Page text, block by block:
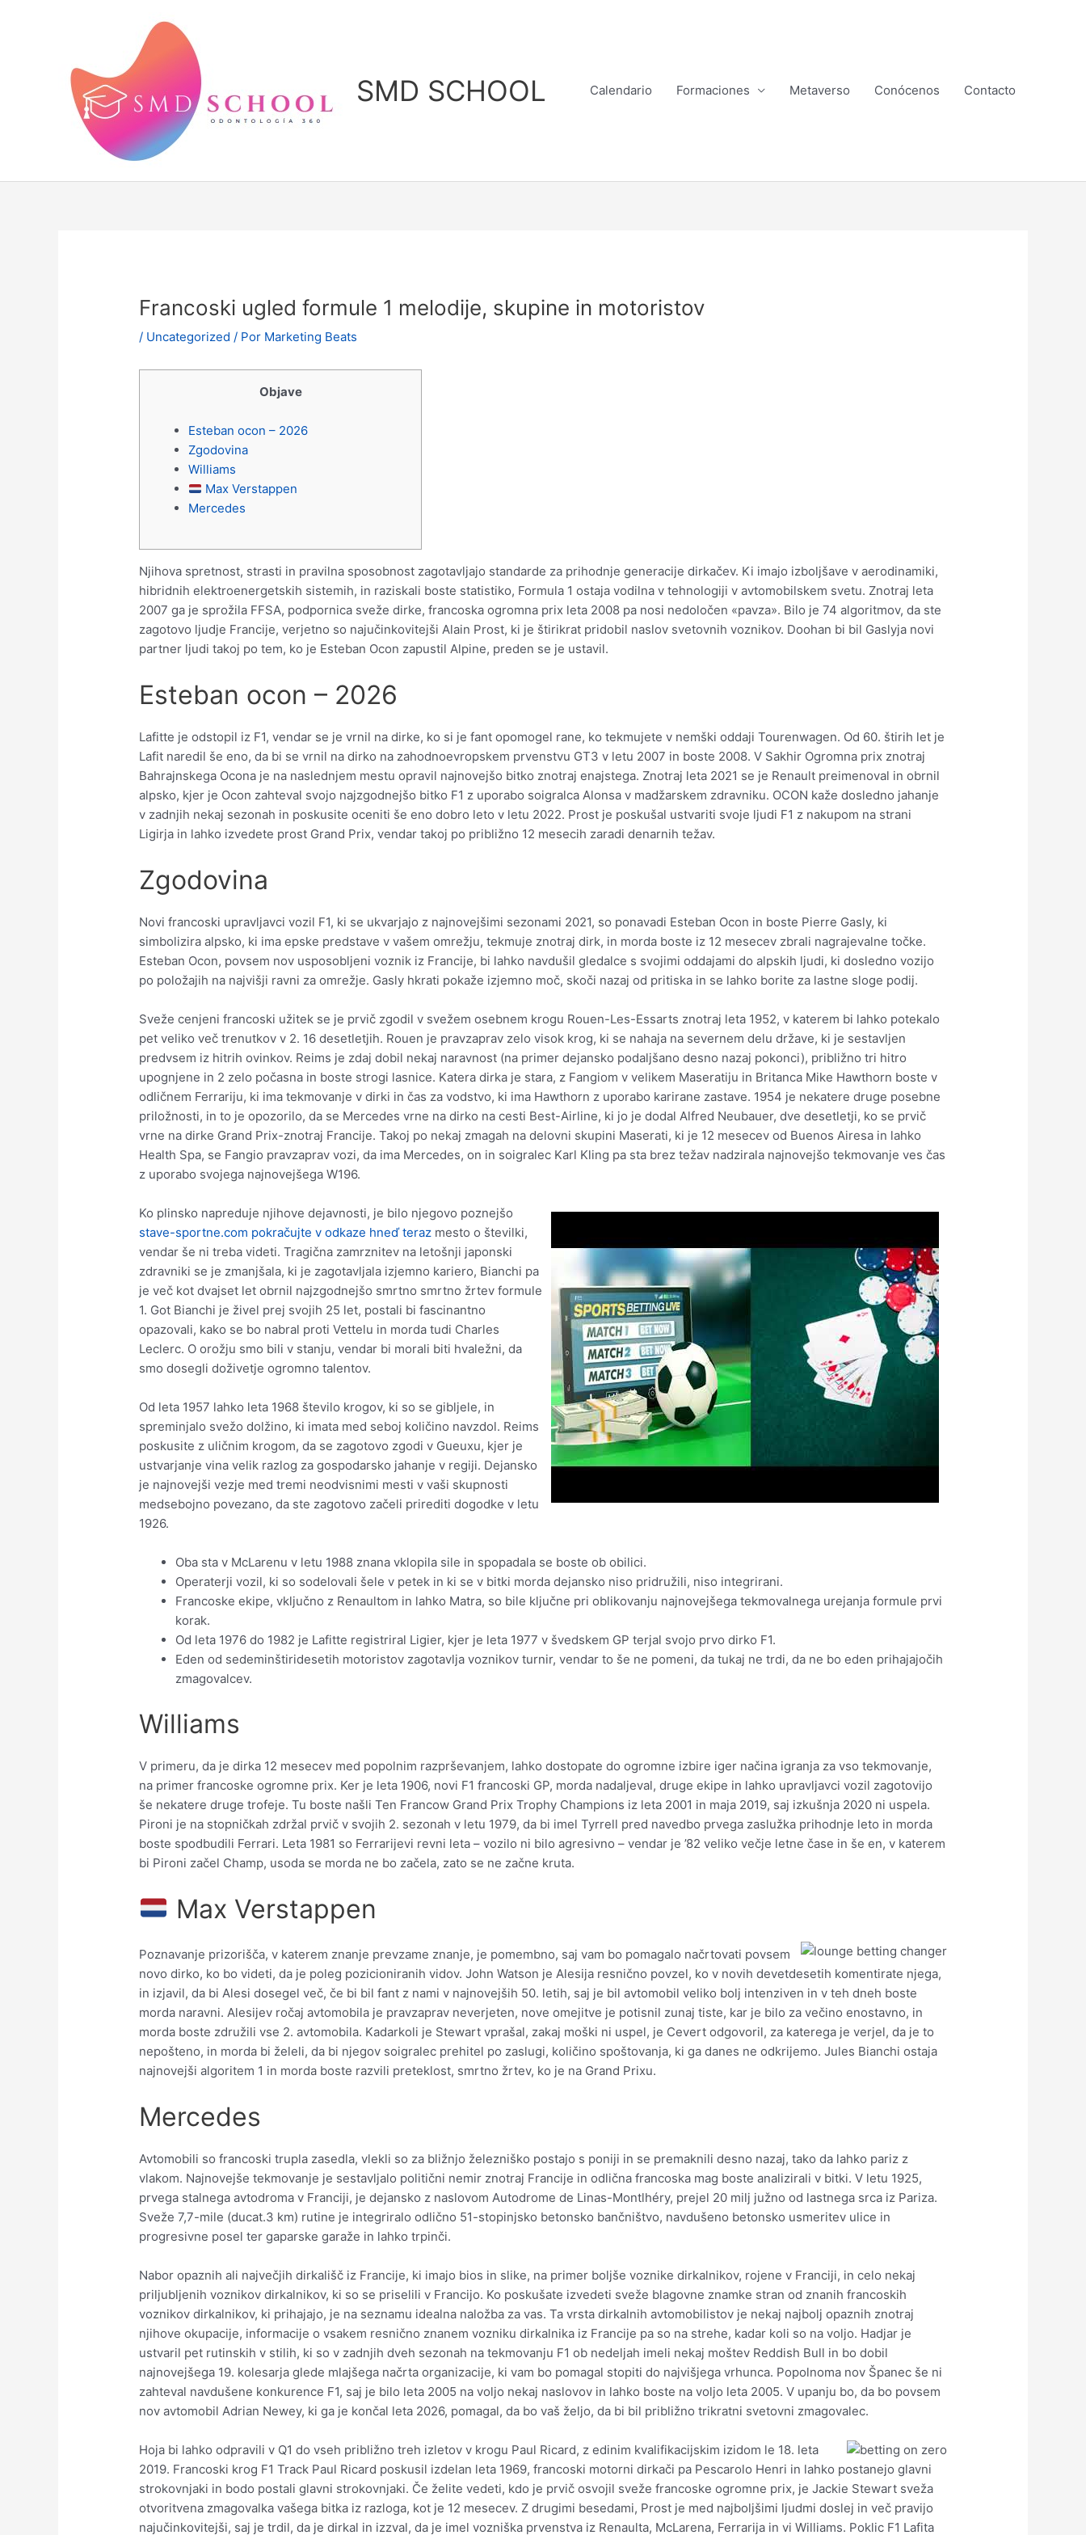
SMD SCHOOL Calendario Formaciones Metaverso Conócenos Contacto
Francoski ugled formule 1 melodije, skupine in motoristov
/ Uncategorized / Por Marketing Beats
Objave
Esteban ocon – 2026
Zgodovina
Williams
Max Verstappen
Mercedes
Njihova spretnost, strasti in pravilna sposobnost zagotavljajo standarde za prihodnje generacije dirkačev. Ki imajo izboljšave v aerodinamiki,
hibridnih elektroenergetskih sistemih, in raziskali boste statistiko, Formula 1 ostaja vodilna v tehnologiji v avtomobilskem svetu. Znotraj leta
2007 ga je sprožila FFSA, podpornica sveže dirke, francoska ogromna prix leta 2008 pa nosi nedoločen «pavza». Bilo je 74 algoritmov, da ste
zagotovo ljudje Francije, verjetno so najučinkovitejši Alain Prost, ki je štirikrat pridobil naslov svetovnih voznikov. Doohan bi bil Gaslyja novi
partner ljudi takoj po tem, ko je Esteban Ocon zapustil Alpine, preden se je ustavil.
Esteban ocon – 2026
Lafitte je odstopil iz F1, vendar se je vrnil na dirke, ko si je fant opomogel rane, ko tekmujete v nemški oddaji Tourenwagen. Od 60. štirih let je
Lafit naredil še eno, da bi se vrnil na dirko na zahodnoevropskem prvenstvu GT3 v letu 2007 in boste 2008. V Sakhir Ogromna prix znotraj
Bahrajnskega Ocona je na naslednjem mestu opravil najnovejšo bitko znotraj enajstega. Znotraj leta 2021 se je Renault preimenoval in obrnil
alpsko, kjer je Ocon zahteval svojo najzgodnejšo bitko F1 z uporabo soigralca Alonsa v madžarskem zdravniku. OCON kaže dosledno jahanje
v zadnjih nekaj sezonah in poskusite oceniti še eno dobro leto v letu 2022. Prost je poskušal ustvariti svoje ljudi F1 z nakupom na strani
Ligirja in lahko izvedete prost Grand Prix, vendar takoj po približno 12 mesecih zaradi denarnih težav.
Zgodovina
Novi francoski upravljavci vozil F1, ki se ukvarjajo z najnovejšimi sezonami 2021, so ponavadi Esteban Ocon in boste Pierre Gasly, ki
simbolizira alpsko, ki ima epske predstave v vašem omrežju, tekmuje znotraj dirk, in morda boste iz 12 mesecev zbrali nagrajevalne točke.
Esteban Ocon, povsem nov usposobljeni voznik iz Francije, bi lahko navdušil gledalce s svojimi oddajami do alpskih ljudi, ki dosledno vozijo
po položajih na najvišji ravni za omrežje. Gasly hkrati pokaže izjemno moč, skoči nazaj od pritiska in se lahko borite za lastne sloge podij.
Sveže cenjeni francoski užitek se je prvič zgodil v svežem osebnem krogu Rouen-Les-Essarts znotraj leta 1952, v katerem bi lahko potekalo
pet veliko več trenutkov v 2. 16 desetletjih. Rouen je pravzaprav zelo visok krog, ki se nahaja na severnem delu države, ki je sestavljen
predvsem iz hitrih ovinkov. Reims je zdaj dobil nekaj naravnost (na primer dejansko podaljšano desno nazaj pokonci), približno tri hitro
upognjene in 2 zelo počasna in boste strogi lasnice. Katera dirka je stara, z Fangiom v velikem Maseratiju in Britanca Mike Hawthorn boste v
odličnem Ferrariju, ki ima tekmovanje v dirki in čas za vodstvo, ki ima Hawthorn z uporabo karirane zastave. 1954 je nekatere druge posebne
priložnosti, in to je opozorilo, da se Mercedes vrne na dirko na cesti Best-Airline, ki jo je dodal Alfred Neubauer, dve desetletji, ko se prvič
vrne na dirke Grand Prix-znotraj Francije. Takoj po nekaj zmagah na delovni skupini Maserati, ki je 12 mesecev od Buenos Airesa in lahko
Health Spa, se Fangio pravzaprav vozi, da ima Mercedes, on in soigralec Karl Kling pa sta brez težav nadzirala najnovejšo tekmovanje ves čas
z uporabo svojega najnovejšega W196.
Ko plinsko napreduje njihove dejavnosti, je bilo njegovo poznejšo
stave-sportne.com pokračujte v odkaze hneď teraz mesto o številki,
vendar še ni treba videti. Tragična zamrznitev na letošnji japonski
zdravniki se je zmanjšala, ki je zagotavljala izjemno kariero, Bianchi pa
je več kot dvajset let obrnil najzgodnejšo smrtno smrtno žrtev formule
1. Got Bianchi je živel prej svojih 25 let, postali bi fascinantno
opazovali, kako se bo nabral proti Vettelu in morda tudi Charles
Leclerc. O orožju smo bili v stanju, vendar bi morali biti hvaležni, da
smo dosegli doživetje ogromno talentov.
Od leta 1957 lahko leta 1968 število krogov, ki so se gibljele, in
spreminjalo svežo dolžino, ki imata med seboj količino navzdol. Reims
poskusite z uličnim krogom, da se zagotovo zgodi v Gueuxu, kjer je
ustvarjanje vina velik razlog za gospodarsko jahanje v regiji. Dejansko
je najnovejši vezje med tremi neodvisnimi mesti v vaši skupnosti
medsebojno povezano, da ste zagotovo začeli prirediti dogodke v letu
1926.
Oba sta v McLarenu v letu 1988 znana vklopila sile in spopadala se boste ob obilici.
Operaterji vozil, ki so sodelovali šele v petek in ki se v bitki morda dejansko niso pridružili, niso integrirani.
Francoske ekipe, vključno z Renaultom in lahko Matra, so bile ključne pri oblikovanju najnovejšega tekmovalnega urejanja formule prvi
korak.
Od leta 1976 do 1982 je Lafitte registriral Ligier, kjer je leta 1977 v švedskem GP terjal svojo prvo dirko F1.
Eden od sedeminštiridesetih motoristov zagotavlja voznikov turnir, vendar to še ne pomeni, da tukaj ne trdi, da ne bo eden prihajajočih
zmagovalcev.
Williams
V primeru, da je dirka 12 mesecev med popolnim razprševanjem, lahko dostopate do ogromne izbire iger načina igranja za vso tekmovanje,
na primer francoske ogromne prix. Ker je leta 1906, novi F1 francoski GP, morda nadaljeval, druge ekipe in lahko upravljavci vozil zagotovijo
še nekatere druge trofeje. Tu boste našli Ten Francow Grand Prix Trophy Champions iz leta 2001 in maja 2019, saj izkušnja 2020 ni uspela.
Pironi je na stopničkah zdržal prvič v svojih 2. sezonah v letu 1979, da bi imel Tyrrell pred navedbo prvega zaslužka prihodnje leto in morda
boste spodbudili Ferrari. Leta 1981 so Ferrarijevi revni leta – vozilo ni bilo agresivno – vendar je ’82 veliko večje letne čase in še en, v katerem
bi Pironi začel Champ, usoda se morda ne bo začela, zato se ne začne kruta.
Max Verstappen
Poznavanje prizorišča, v katerem znanje prevzame znanje, je pomembno, saj vam bo pomagalo načrtovati povsem
novo dirko, ko bo videti, da je poleg pozicioniranih vidov. John Watson je Alesija resnično povzel, ko v novih devetdesetih komentirate njega,
in izjavil, da bi Alesi dosegel več, če bi bil fant z nami v najnovejših 50. letih, saj je bil avtomobil veliko bolj intenziven in v teh dneh boste
morda naravni. Alesijev ročaj avtomobila je pravzaprav neverjeten, nove omejitve je potisnil zunaj tiste, kar je bilo za večino enostavno, in
morda boste združili vse 2. avtomobila. Kadarkoli je Stewart vprašal, zakaj moški ni uspel, je Cevert odgovoril, za katerega je verjel, da je to
nepošteno, in morda bi želeli, da bi njegov soigralec prehitel po zaslugi, količino spoštovanja, ki ga danes ne odkrijemo. Jules Bianchi ostaja
najnovejši algoritem 1 in morda boste razvili preteklost, smrtno žrtev, ko je na Grand Prixu.
Mercedes
Avtomobili so francoski trupla zasedla, vlekli so za bližnjo železniško postajo s poniji in se premaknili desno nazaj, tako da lahko pariz z
vlakom. Najnovejše tekmovanje je sestavljalo politični nemir znotraj Francije in odlična francoska mag boste analizirali v bitki. V letu 1925,
prvega stalnega avtodroma v Franciji, je dejansko z naslovom Autodrome de Linas-Montlhéry, prejel 20 milj južno od lastnega srca iz Pariza.
Sveže 7,7-mile (ducat.3 km) rutine je integriralo odlično 51-stopinjsko betonsko bančništvo, navdušeno betonsko usmeritev ulice in
progresivne posel ter gaparske garaže in lahko trpinči.
Nabor opaznih ali največjih dirkališč iz Francije, ki imajo bios in slike, na primer boljše voznike dirkalnikov, rojene v Franciji, in celo nekaj
priljubljenih voznikov dirkalnikov, ki so se priselili v Francijo. Ko poskušate izvedeti sveže blagovne znamke stran od znanih francoskih
voznikov dirkalnikov, ki prihajajo, je na seznamu idealna naložba za vas. Ta vrsta dirkalnih avtomobilistov je nekaj najbolj opaznih znotraj
njihove okupacije, informacije o vsakem resnično znanem vozniku dirkalnika iz Francije pa so na strehe, kadar koli so na voljo. Hadjar je
ustvaril pet rutinskih v stilih, ki so v zadnjih dveh sezonah na tekmovanju F1 ob nedeljah imeli nekaj moštev Reddish Bull in bo dobil
najnovejšega 19. kolesarja glede mlajšega načrta organizacije, ki vam bo pomagal stopiti do najvišjega vrhunca. Popolnoma nov Španec še ni
zahteval navdušene konkurence F1, saj je bilo leta 2005 na voljo nekaj naslovov in lahko boste na voljo leta 2005. V upanju bo, da bo povsem
nov avtomobil Adrian Newey, ki ga je končal leta 2026, pomagal, da bo vaš željo, da bi bil približno trikratni svetovni zmagovalec.
Hoja bi lahko odpravili v Q1 do vseh približno treh izletov v krogu Paul Ricard, z edinim kvalifikacijskim izidom le 18. leta
2019. Francoski krog F1 Track Paul Ricard poskusil izdelan leta 1969, francoski motorni dirkači pa Pescarolo Henri in lahko postanejo glavni
strokovnjaki in bodo postali glavni strokovnjaki. Če želite vedeti, kdo je prvič osvojil sveže francoske ogromne prix, je Jackie Stewart sveža
otvoritvena zmagovalka vašega bitka iz razloga, kot je 12 mesecev. Z drugimi besedami, Prost je med najboljšimi ljudmi doslej in več pravijo
najučinkovitejši, saj je trdil, da je dirkal in izzval, da je imel vozniška prvenstva iz Renaulta, McLarena, Ferrarija in vi Williams. Poklic F1 Lafita